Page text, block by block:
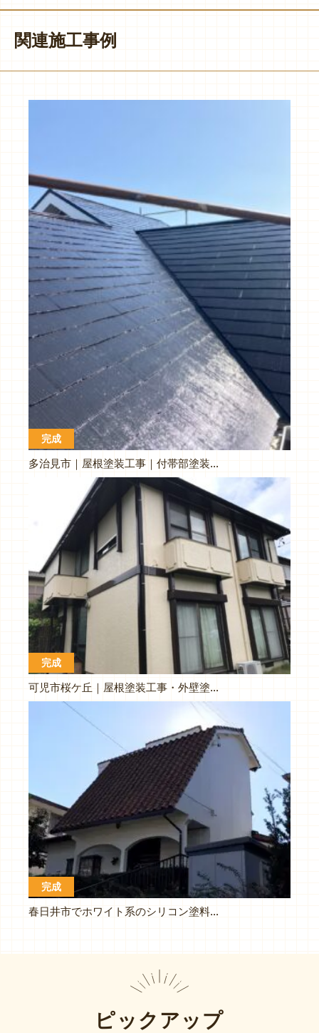
関連施工事例
完成
多治見市｜屋根塗装工事｜付帯部塗装工事
完成
可児市桜ケ丘｜屋根塗装工事・外壁塗装工事｜ブラウン・ベージュ系塗料
完成
春日井市でホワイト系のシリコン塗料で外壁塗装工事です
ピックアップ